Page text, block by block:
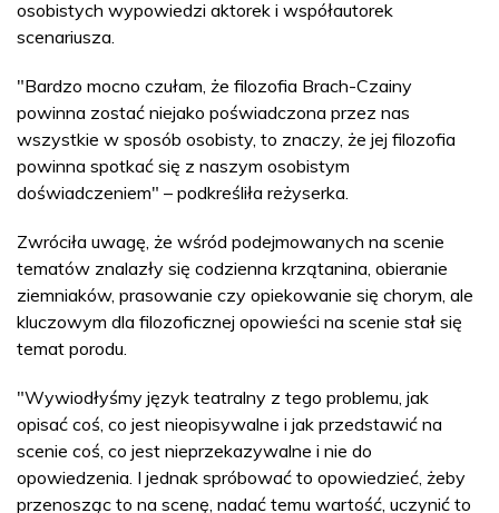
osobistych wypowiedzi aktorek i współautorek
scenariusza.
"Bardzo mocno czułam, że filozofia Brach-Czainy
powinna zostać niejako poświadczona przez nas
wszystkie w sposób osobisty, to znaczy, że jej filozofia
powinna spotkać się z naszym osobistym
doświadczeniem" – podkreśliła reżyserka.
Zwróciła uwagę, że wśród podejmowanych na scenie
tematów znalazły się codzienna krzątanina, obieranie
ziemniaków, prasowanie czy opiekowanie się chorym, ale
kluczowym dla filozoficznej opowieści na scenie stał się
temat porodu.
"Wywiodłyśmy język teatralny z tego problemu, jak
opisać coś, co jest nieopisywalne i jak przedstawić na
scenie coś, co jest nieprzekazywalne i nie do
opowiedzenia. I jednak spróbować to opowiedzieć, żeby
przenosząc to na scenę, nadać temu wartość, uczynić to